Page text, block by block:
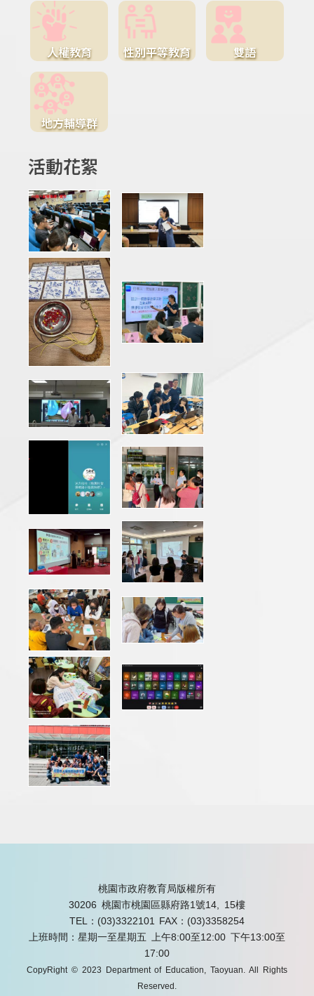
人權教育 性別平等教育 雙語
地方輔導群
活動花絮
桃園市政府教育局版權所有
30206 桃園市桃園區縣府路1號14, 15樓
TEL：(03)3322101 FAX：(03)3358254
上班時間：星期一至星期五 上午8:00至12:00 下午13:00至
17:00
CopyRight © 2023 Department of Education, Taoyuan. All Rights
Reserved.